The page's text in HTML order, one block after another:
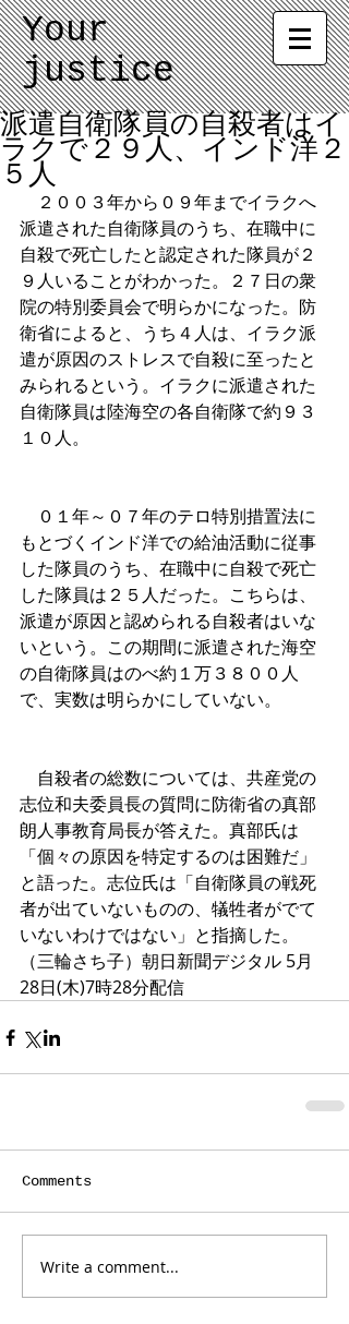
Your
justice
派遣自衛隊員の自殺者はイ
ラクで２９人、インド洋２
５人
２００３年から０９年までイラクへ
派遣された自衛隊員のうち、在職中に
自殺で死亡したと認定された隊員が２
９人いることがわかった。２７日の衆
院の特別委員会で明らかになった。防
衛省によると、うち４人は、イラク派
遣が原因のストレスで自殺に至ったと
みられるという。イラクに派遣された
自衛隊員は陸海空の各自衛隊で約９３
１０人。
０１年～０７年のテロ特別措置法に
もとづくインド洋での給油活動に従事
した隊員のうち、在職中に自殺で死亡
した隊員は２５人だった。こちらは、
派遣が原因と認められる自殺者はいな
いという。この期間に派遣された海空
の自衛隊員はのべ約１万３８００人
で、実数は明らかにしていない。
自殺者の総数については、共産党の
志位和夫委員長の質問に防衛省の真部
朗人事教育局長が答えた。真部氏は
「個々の原因を特定するのは困難だ」
と語った。志位氏は「自衛隊員の戦死
者が出ていないものの、犠牲者がでて
いないわけではない」と指摘した。
（三輪さち子）朝日新聞デジタル 5月
28日(木)7時28分配信
Comments
Write a comment...